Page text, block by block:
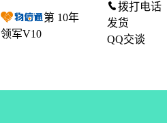
第 10年
领军V10
拨打电话
发货
QQ交谈